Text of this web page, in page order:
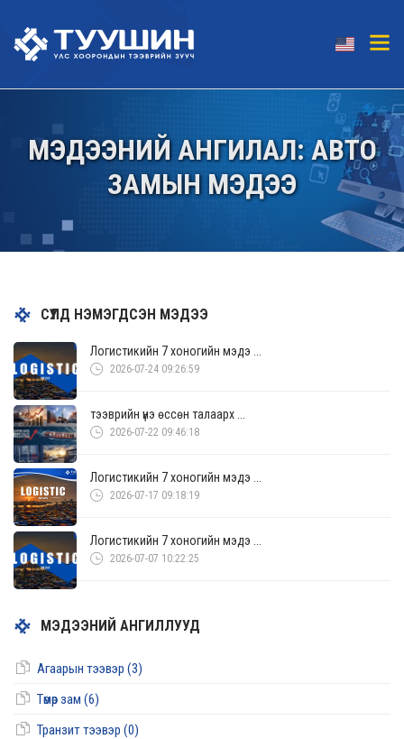
МЭДЭЭНИЙ АНГИЛАЛ: АВТО
ЗАМЫН МЭДЭЭ
СҮҮЛД НЭМЭГДСЭН МЭДЭЭ
Логистикийн 7 хоногийн мэдэ ...
2026-07-24 09:26:59
тээврийн үнэ өссөн талаарх ...
2026-07-22 09:46:18
Логистикийн 7 хоногийн мэдэ ...
2026-07-17 09:18:19
Логистикийн 7 хоногийн мэдэ ...
2026-07-07 10:22:25
МЭДЭЭНИЙ АНГИЛЛУУД
Агаарын тээвэр (3)
Төмөр зам (6)
Транзит тээвэр (0)